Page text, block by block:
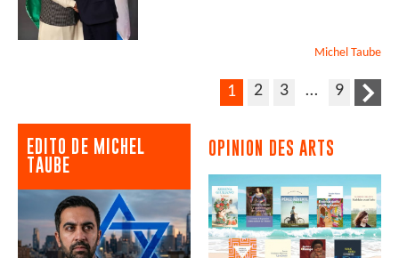
Michel Taube
1 2 3 … 9
EDITO DE MICHEL
TAUBE
OPINION DES ARTS